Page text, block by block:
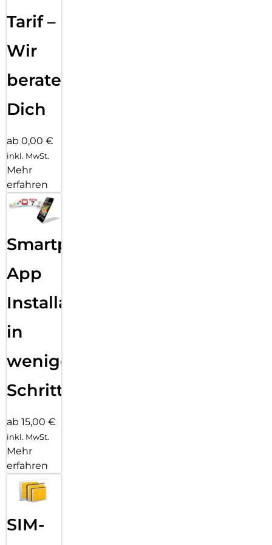
Tarif –
Wir
beraten
Dich
ab 0,00 €
inkl. MwSt.
Mehr
erfahren
Smartphone
App
Installation
in
wenigen
Schritten
ab 15,00 €
inkl. MwSt.
Mehr
erfahren
SIM-